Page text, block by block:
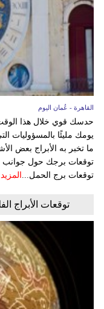
القاهرة - عُمان اليوم
حدسك قوي خلال هذا الوقت
يومك مليئًا بالمسؤوليات
ما تخبر به الأبراج بعض
توقعات برجك حول جوانب
توقعات برج الحمل... المزيد
توقعات الأبراج الفلكية